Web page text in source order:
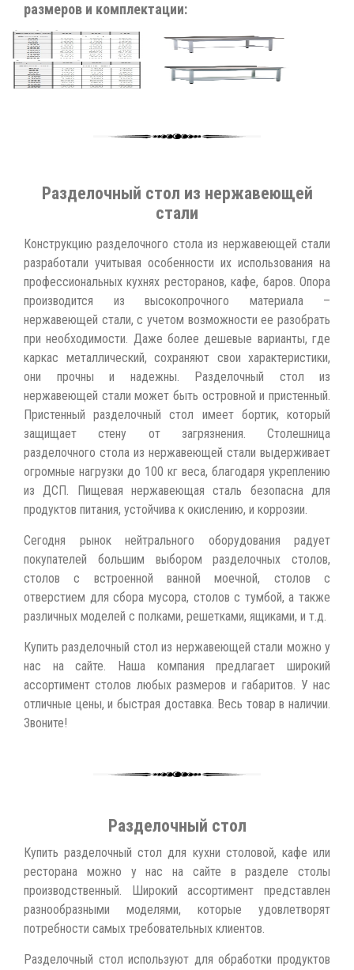
размеров и комплектации:
Разделочный стол из нержавеющей
стали
Конструкцию разделочного стола из нержавеющей стали
разработали учитывая особенности их использования на
профессиональных кухнях ресторанов, кафе, баров. Опора
производится из высокопрочного материала –
нержавеющей стали, с учетом возможности ее разобрать
при необходимости. Даже более дешевые варианты, где
каркас металлический, сохраняют свои характеристики,
они прочны и надежны. Разделочный стол из
нержавеющей стали может быть островной и пристенный.
Пристенный разделочный стол имеет бортик, который
защищает стену от загрязнения. Столешница
разделочного стола из нержавеющей стали выдерживает
огромные нагрузки до 100 кг веса, благодаря укреплению
из ДСП. Пищевая нержавеющая сталь безопасна для
продуктов питания, устойчива к окислению, и коррозии.
Сегодня рынок нейтрального оборудования радует
покупателей большим выбором разделочных столов,
столов с встроенной ванной моечной, столов с
отверстием для сбора мусора, столов с тумбой, а также
различных моделей с полками, решетками, ящиками, и т.д.
Купить разделочный стол из нержавеющей стали можно у
нас на сайте. Наша компания предлагает широкий
ассортимент столов любых размеров и габаритов. У нас
отличные цены, и быстрая доставка. Весь товар в наличии.
Звоните!
Разделочный стол
Купить разделочный стол для кухни столовой, кафе или
ресторана можно у нас на сайте в разделе столы
производственный. Широкий ассортимент представлен
разнообразными моделями, которые удовлетворят
потребности самых требовательных клиентов.
Разделочный стол используют для обработки продуктов